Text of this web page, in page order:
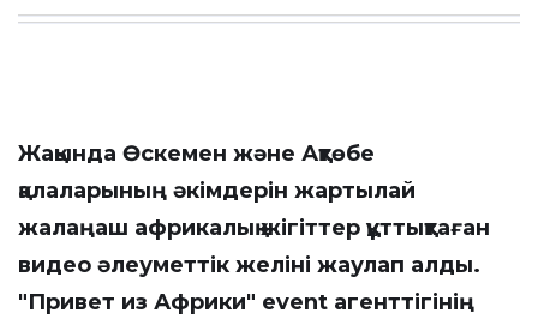
Жақында Өскемен және Ақтөбе
қалаларының әкімдерін жартылай
жалаңаш африкалық жігіттер құттықтаған
видео әлеуметтік желіні жаулап алды.
"Привет из Африки" event агенттігінің